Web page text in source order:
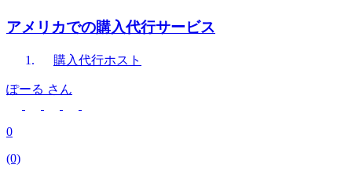
アメリカでの購入代行サービス
購入代行ホスト
ぽーる さん
0
(0)